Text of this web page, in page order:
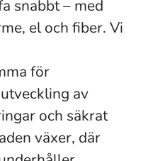
snabbt – med
el och fiber. Vi
för
av
och säkrat
växer, där